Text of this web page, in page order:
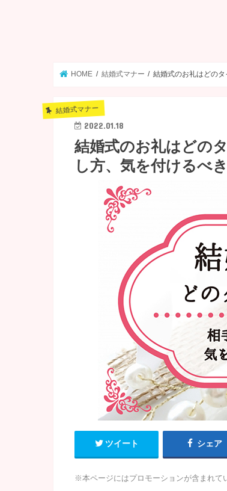
HOME 結婚式マナー 結婚式のお礼はどの
結婚式マナー
2022.01.18
結婚式のお礼はどの
し方、気を付けるべ
ツイート シェア
※本ページにはプロモーションが含まれて